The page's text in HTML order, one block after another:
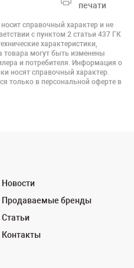
печати
справочный характер и не
с пунктом 2 статьи 437 ГК
характеристики,
товара могут быть изменены
и потребителя. Информация о
носят справочный характер.
только в персональной оферте в
Новости
Продаваемые бренды
Статьи
Контакты